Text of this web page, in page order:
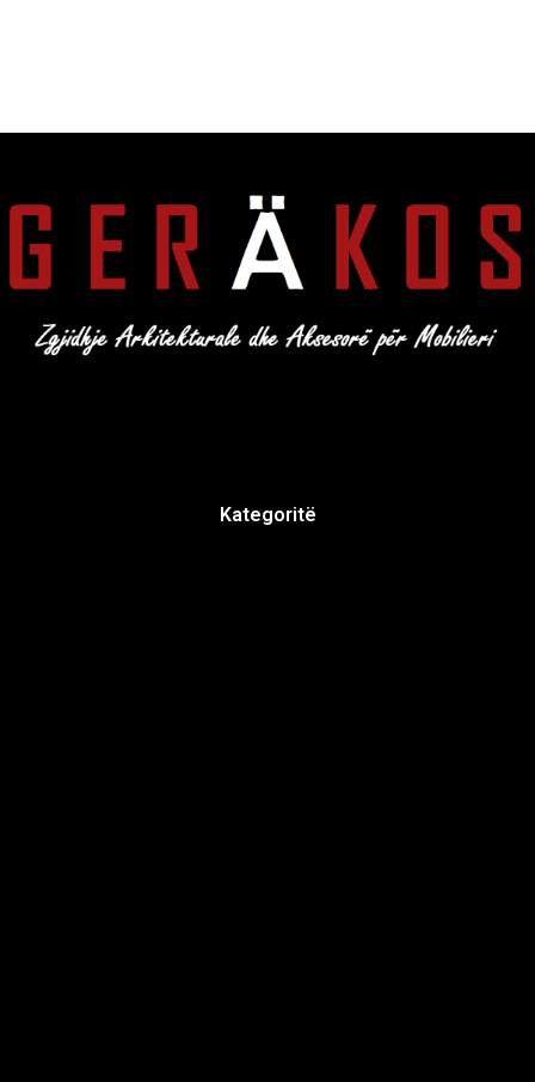
Kategoritë